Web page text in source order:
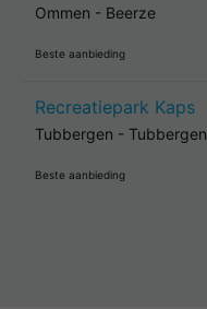
Ommen - Beerze
Beste aanbieding
Recreatiepark Kaps
Tubbergen - Tubbergen
Beste aanbieding